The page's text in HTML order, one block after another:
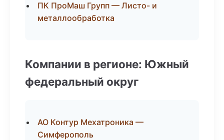
ПК ПроМаш Групп — Листо- и
металлообработка
Компании в регионе: Южный
федеральный округ
АО Контур Мехатроника —
Симферополь